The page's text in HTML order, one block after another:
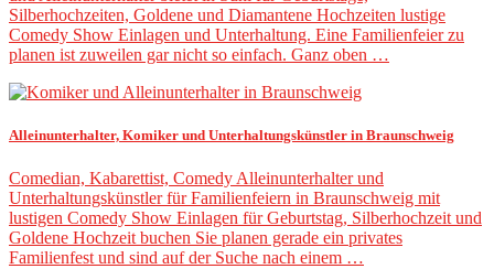
Silberhochzeiten, Goldene und Diamantene Hochzeiten lustige
Comedy Show Einlagen und Unterhaltung. Eine Familienfeier zu
planen ist zuweilen gar nicht so einfach. Ganz oben …
Alleinunterhalter, Komiker und Unterhaltungskünstler in Braunschweig
Comedian, Kabarettist, Comedy Alleinunterhalter und
Unterhaltungskünstler für Familienfeiern in Braunschweig mit
lustigen Comedy Show Einlagen für Geburtstag, Silberhochzeit und
Goldene Hochzeit buchen Sie planen gerade ein privates
Familienfest und sind auf der Suche nach einem …